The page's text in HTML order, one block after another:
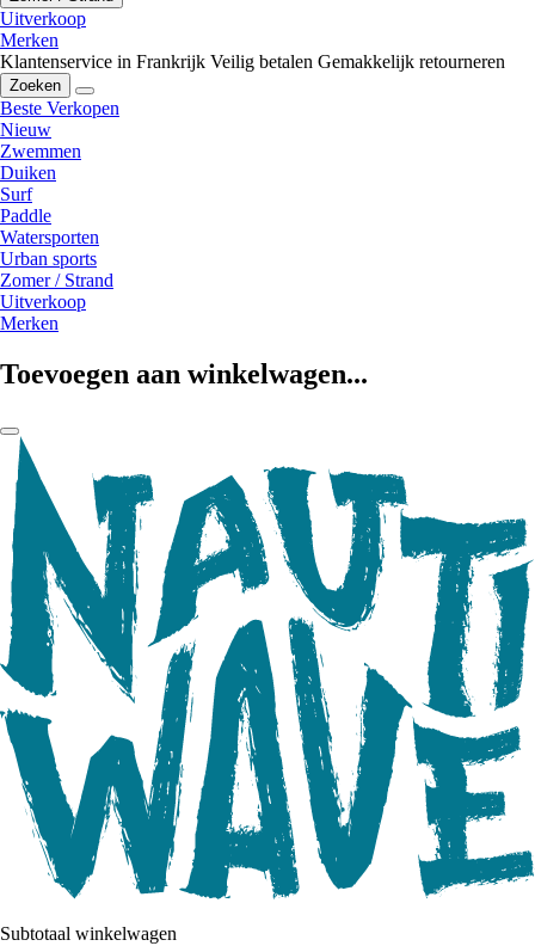
Uitverkoop
Merken
Klantenservice in Frankrijk Veilig betalen Gemakkelijk retourneren
Zoeken
Beste Verkopen
Nieuw
Zwemmen
Duiken
Surf
Paddle
Watersporten
Urban sports
Zomer / Strand
Uitverkoop
Merken
Toevoegen aan winkelwagen...
Subtotaal winkelwagen